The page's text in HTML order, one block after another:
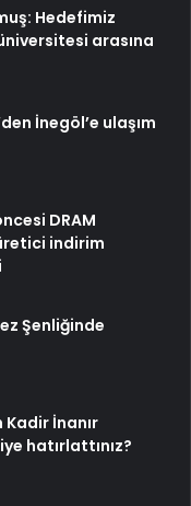
Hedefimiz
arasına
İnegöl’e ulaşım
DRAM
indirim
Şenliğinde
Kadir İnanır
hatırlattınız?